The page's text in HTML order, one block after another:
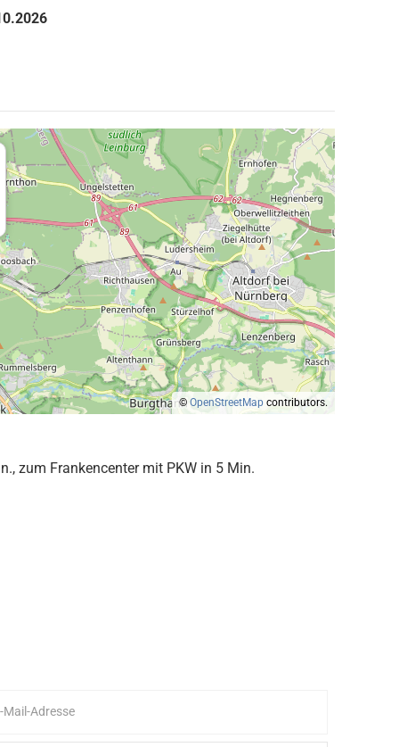
© OpenStreetMap contributors.
zum Frankencenter mit PKW in 5 Min.